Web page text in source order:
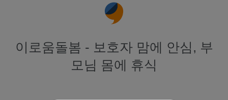
이로움돌봄 - 보호자 맘에 안심, 부
모님 몸에 휴식